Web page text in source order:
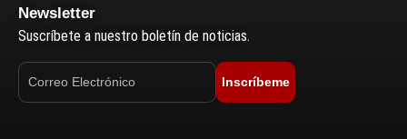
Newsletter
Suscríbete a nuestro boletín de noticias.
Inscríbeme